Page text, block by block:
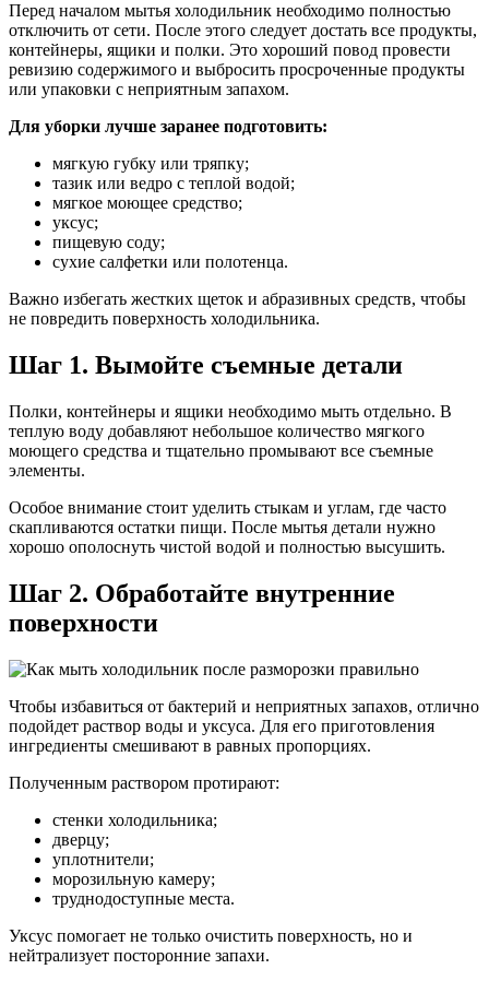
Перед началом мытья холодильник необходимо полностью
отключить от сети. После этого следует достать все продукты,
контейнеры, ящики и полки. Это хороший повод провести
ревизию содержимого и выбросить просроченные продукты
или упаковки с неприятным запахом.
Для уборки лучше заранее подготовить:
мягкую губку или тряпку;
тазик или ведро с теплой водой;
мягкое моющее средство;
уксус;
пищевую соду;
сухие салфетки или полотенца.
Важно избегать жестких щеток и абразивных средств, чтобы
не повредить поверхность холодильника.
Шаг 1. Вымойте съемные детали
Полки, контейнеры и ящики необходимо мыть отдельно. В
теплую воду добавляют небольшое количество мягкого
моющего средства и тщательно промывают все съемные
элементы.
Особое внимание стоит уделить стыкам и углам, где часто
скапливаются остатки пищи. После мытья детали нужно
хорошо ополоснуть чистой водой и полностью высушить.
Шаг 2. Обработайте внутренние
поверхности
Чтобы избавиться от бактерий и неприятных запахов, отлично
подойдет раствор воды и уксуса. Для его приготовления
ингредиенты смешивают в равных пропорциях.
Полученным раствором протирают:
стенки холодильника;
дверцу;
уплотнители;
морозильную камеру;
труднодоступные места.
Уксус помогает не только очистить поверхность, но и
нейтрализует посторонние запахи.